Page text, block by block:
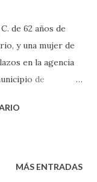
de 62 años de
y una mujer de
en la agencia
de
con
el levantamiento
MÁS ENTRADAS